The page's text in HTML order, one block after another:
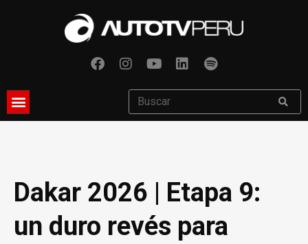
Dakar 2026 | Etapa 9:
un duro revés para